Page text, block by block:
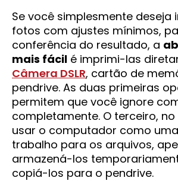
Se você simplesmente deseja
fotos com ajustes mínimos,
conferência do resultado, a
mais fácil é imprimi-las
Câmera DSLR, cartão de
pendrive. As duas primeiras
permitem que você ignore
completamente. O terceiro,
usar o computador como
trabalho para os arquivos,
armazená-los
copiá-los para o pendrive.